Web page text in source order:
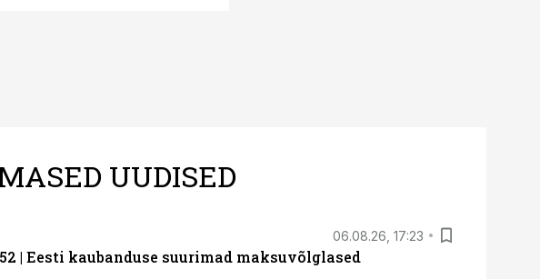
UUDISED
06.08.26, 17:23
| Eesti kaubanduse suurimad maksuvõlglased